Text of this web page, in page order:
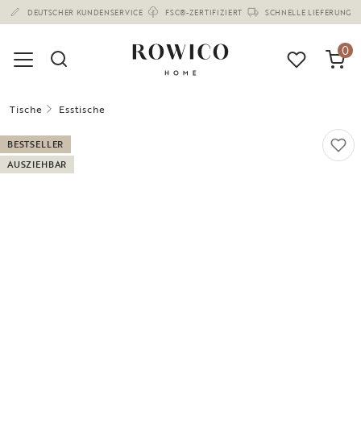
(1682)
0
Tische Esstische
BESTSELLER
AUSZIEHBAR